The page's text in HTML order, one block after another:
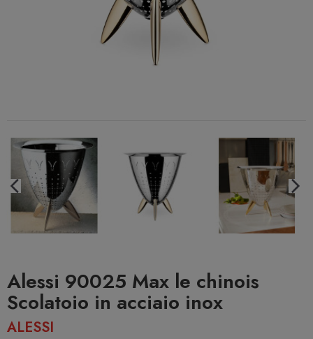
Alessi 90025 Max le chinois
Scolatoio in acciaio inox
ALESSI